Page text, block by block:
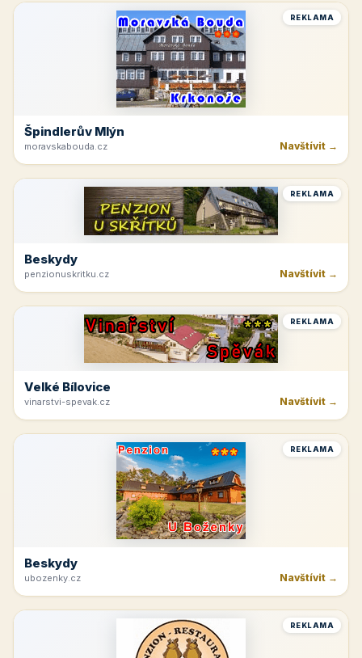
REKLAMA
Špindlerův Mlýn
moravskabouda.cz Navštívit →
REKLAMA
Beskydy
penzionuskritku.cz Navštívit →
REKLAMA
Velké Bílovice
vinarstvi-spevak.cz Navštívit →
REKLAMA
Beskydy
ubozenky.cz Navštívit →
REKLAMA